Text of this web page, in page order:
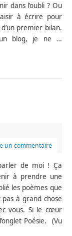
dans l’oubli ? Ou
à écrire pour
premier bilan.
un blog, je ne …
un commentaire
de moi ! Ça
à prendre une
les poèmes que
à grand chose
vous. Si le cœur
Poésie. (Vu